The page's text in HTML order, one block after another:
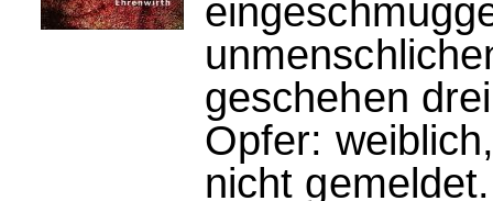
geschehen
Opfer:
nicht